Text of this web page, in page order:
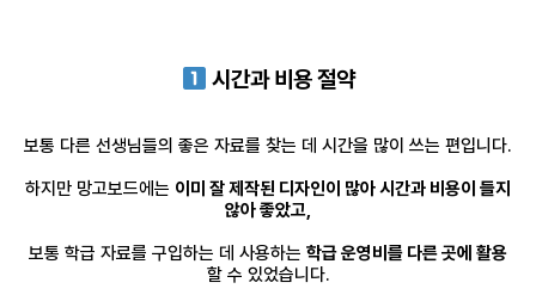
시간과 비용 절약
보통 다른 선생님들의 좋은 자료를 찾는 데 시간을 많이 쓰는 편입니다.
하지만 망고보드에는 이미 잘 제작된 디자인이 많아 시간과 비용이 들지
않아 좋았고,
보통 학급 자료를 구입하는 데 사용하는 학급 운영비를 다른 곳에 활용
할 수 있었습니다.